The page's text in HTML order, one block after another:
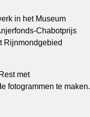
in het Museum
Chabotprijs
Rijnmondgebied
met
fotogrammen te maken.